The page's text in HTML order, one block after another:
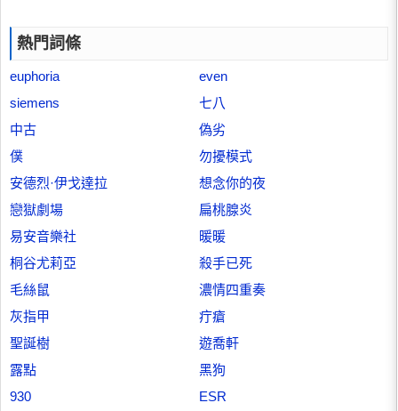
熱門詞條
euphoria
even
siemens
七八
中古
偽劣
僕
勿擾模式
安德烈·伊戈達拉
想念你的夜
戀獄劇場
扁桃腺炎
易安音樂社
暖暖
桐谷尤莉亞
殺手已死
毛絲鼠
濃情四重奏
灰指甲
疔瘡
聖誕樹
遊喬軒
露點
黑狗
930
ESR